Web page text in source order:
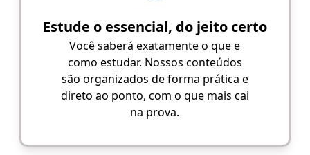
Estude o essencial, do jeito certo
Você saberá exatamente o que e
como estudar. Nossos conteúdos
são organizados de forma prática e
direto ao ponto, com o que mais cai
na prova.